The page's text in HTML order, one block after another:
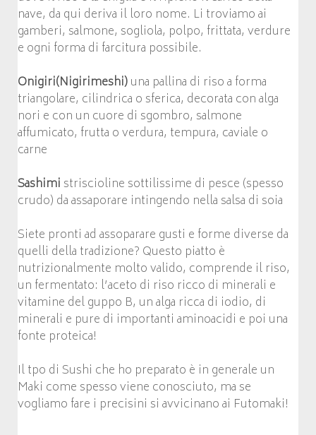
nave, da qui deriva il loro nome. Li troviamo ai
gamberi, salmone, sogliola, polpo, frittata, verdure
e ogni forma di farcitura possibile.
Onigiri(Nigirimeshi)una pallina di riso a forma
triangolare, cilindrica o sferica, decorata con alga
nori e con un cuore di sgombro, salmone
affumicato, frutta o verdura, tempura, caviale o
carne
Sashimi striscioline sottilissime di pesce (spesso
crudo) da assaporare intingendo nella salsa di soia
Siete pronti ad assoparare gusti e forme diverse da
quelli della tradizione? Questo piatto è
nutrizionalmente molto valido, comprende il riso,
un fermentato: l’aceto di riso ricco di minerali e
vitamine del guppo B, un alga ricca di iodio, di
minerali e pure di importanti aminoacidi e poi una
fonte proteica!
Il tpo di Sushi che ho preparato è in generale un
Maki come spesso viene conosciuto, ma se
vogliamo fare i precisini si avvicinano ai Futomaki!